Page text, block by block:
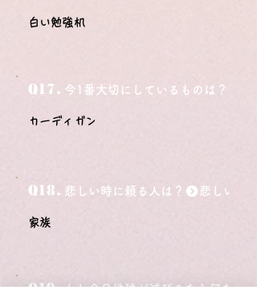
白い勉強机
Q17. 今1番大切にしているものは？
カーディガン
Q18. 悲しい時に頼る人は？
家族
Q19. もし今日地球が滅びるなら何をする